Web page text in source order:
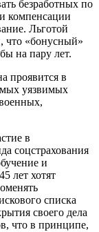
безработных по
компенсации
Льготой
что «бонусный»
на пару лет.
проявится в
уязвимых
в
соцстрахования
и
лет хотят
списка
своего дела
что в принципе,